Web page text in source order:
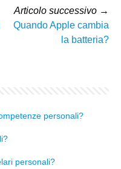
Articolo successivo →
Quando Apple cambia
la batteria?
personali?
personali?